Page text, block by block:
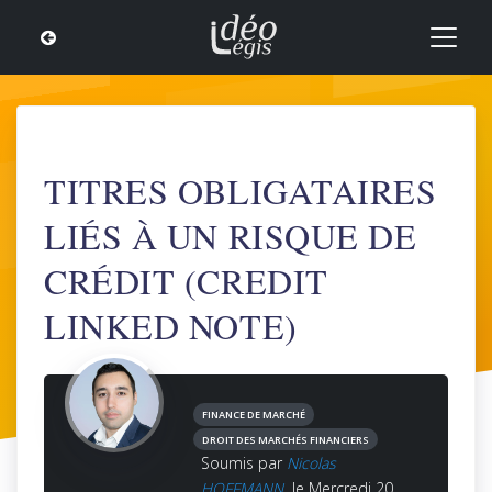
TITRES OBLIGATAIRES
LIÉS À UN RISQUE DE
CRÉDIT (CREDIT
LINKED NOTE)
FINANCE DE MARCHÉ
DROIT DES MARCHÉS FINANCIERS
Soumis par Nicolas